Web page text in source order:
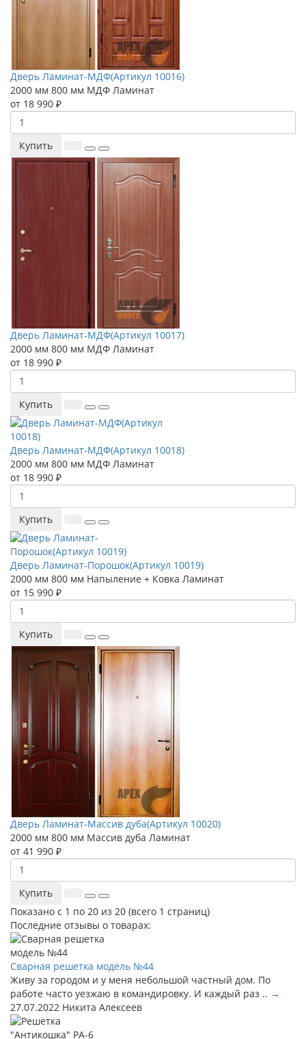
Дверь Ламинат-МДФ(Артикул 10016)
2000 мм 800 мм МДФ Ламинат
от 18 990 ₽
Купить
Дверь Ламинат-МДФ(Артикул 10017)
2000 мм 800 мм МДФ Ламинат
от 18 990 ₽
Купить
Дверь Ламинат-МДФ(Артикул 10018)
2000 мм 800 мм МДФ Ламинат
от 18 990 ₽
Купить
Дверь Ламинат-Порошок(Артикул 10019)
2000 мм 800 мм Напыление + Ковка Ламинат
от 15 990 ₽
Купить
Дверь Ламинат-Массив дуба(Артикул 10020)
2000 мм 800 мм Массив дуба Ламинат
от 41 990 ₽
Купить
Показано с 1 по 20 из 20 (всего 1 страниц)
Последние отзывы о товарах:
Сварная решетка модель №44
Живу за городом и у меня небольшой частный дом. По
работе часто уезжаю в командировку. И каждый раз .. →
27.07.2022 Никита Алексеев